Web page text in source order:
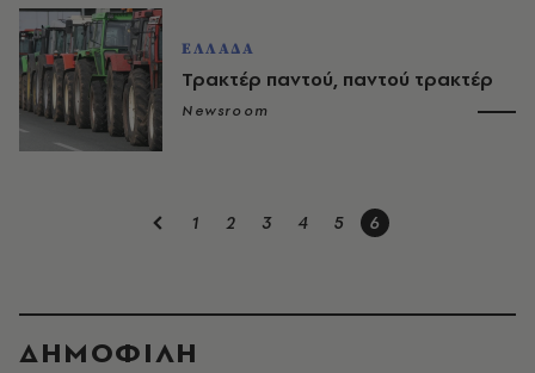
ΕΛΛΑΔΑ
Τρακτέρ παντού, παντού τρακτέρ
Newsroom
1 2 3 4 5 6
ΔΗΜΟΦΙΛΗ